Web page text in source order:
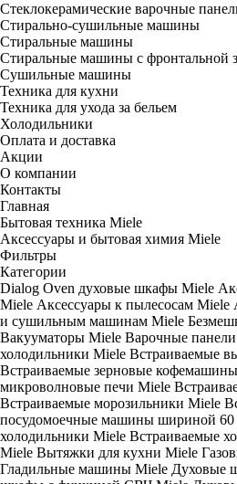
Стеклокерамические варочные
Стирально-сушильные машины
Стиральные машины
Стиральные машины с фронтальной
Сушильные машины
Техника для кухни
Техника для ухода за бельем
Холодильники
Оплата и доставка
Акции
О компании
Контакты
Главная
Бытовая техника Miele
Аксессуары и бытовая химия Miele
Фильтры
Категории
Dialog Oven духовые шкафы Miele
Miele Аксессуары к пылесосам Miele
и сушильным машинам Miele
Вакууматоры Miele Варочные
холодильники Miele Встраиваемые
Встраиваемые зерновые
микроволновые печи Miele
Встраиваемые морозильники Miele
посудомоечные машины шириной 60
холодильники Miele Встраиваемые
Miele Вытяжки для кухни Miele
Гладильные машины Miele Духовые